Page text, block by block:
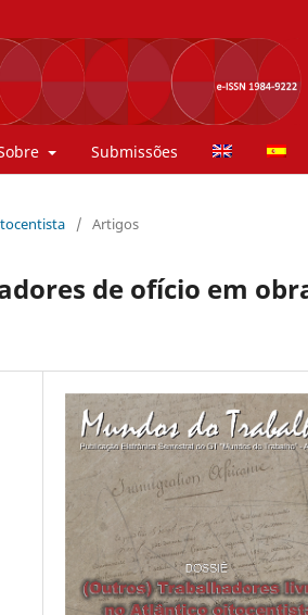
Submissões
/ Artigos
de ofício em